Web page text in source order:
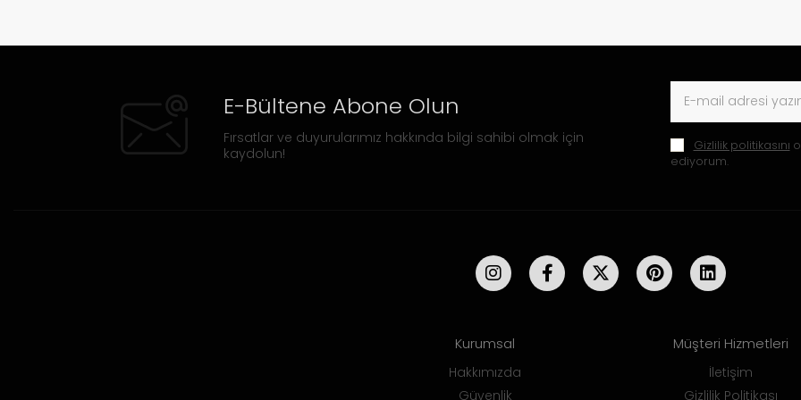
E-Bültene Abone Olun
Fırsatlar ve duyurularımız hakkında bilgi sahibi olmak için
kaydolun!
Gizlilik politikasını
ediyorum.
Kurumsal
Hakkımızda
Güvenlik
Müşteri Hizmetleri
İletişim
Gizlilik Politikası